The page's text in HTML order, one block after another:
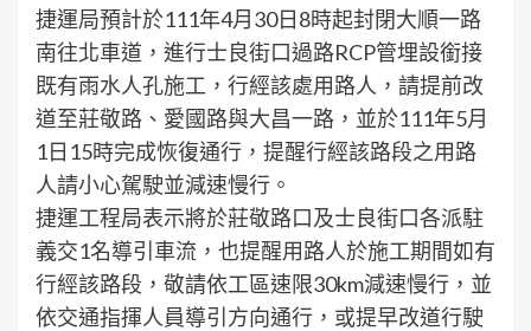
捷運局預計於111年4月30日8時起封閉大順一路
南往北車道，進行士良街口過路RCP管埋設銜接
既有雨水人孔施工，行經該處用路人，請提前改
道至莊敬路、愛國路與大昌一路，並於111年5月
1日15時完成恢復通行，提醒行經該路段之用路
人請小心駕駛並減速慢行。
捷運工程局表示將於莊敬路口及士良街口各派駐
義交1名導引車流，也提醒用路人於施工期間如有
行經該路段，敬請依工區速限30km減速慢行，並
依交通指揮人員導引方向通行，或提早改道行駛